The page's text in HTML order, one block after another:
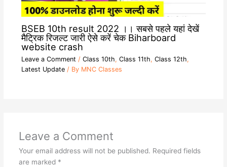
BSEB 10th result 2022 ।। सबसे पहले यहां देखें
मैट्रिक रिजल्ट जारी ऐसे करें चेक Biharboard
website crash
Leave a Comment / Class 10th, Class 11th, Class 12th,
Latest Update/ By MNC Classes
Leave a Comment
Your email address will not be published. Required fields
are marked *